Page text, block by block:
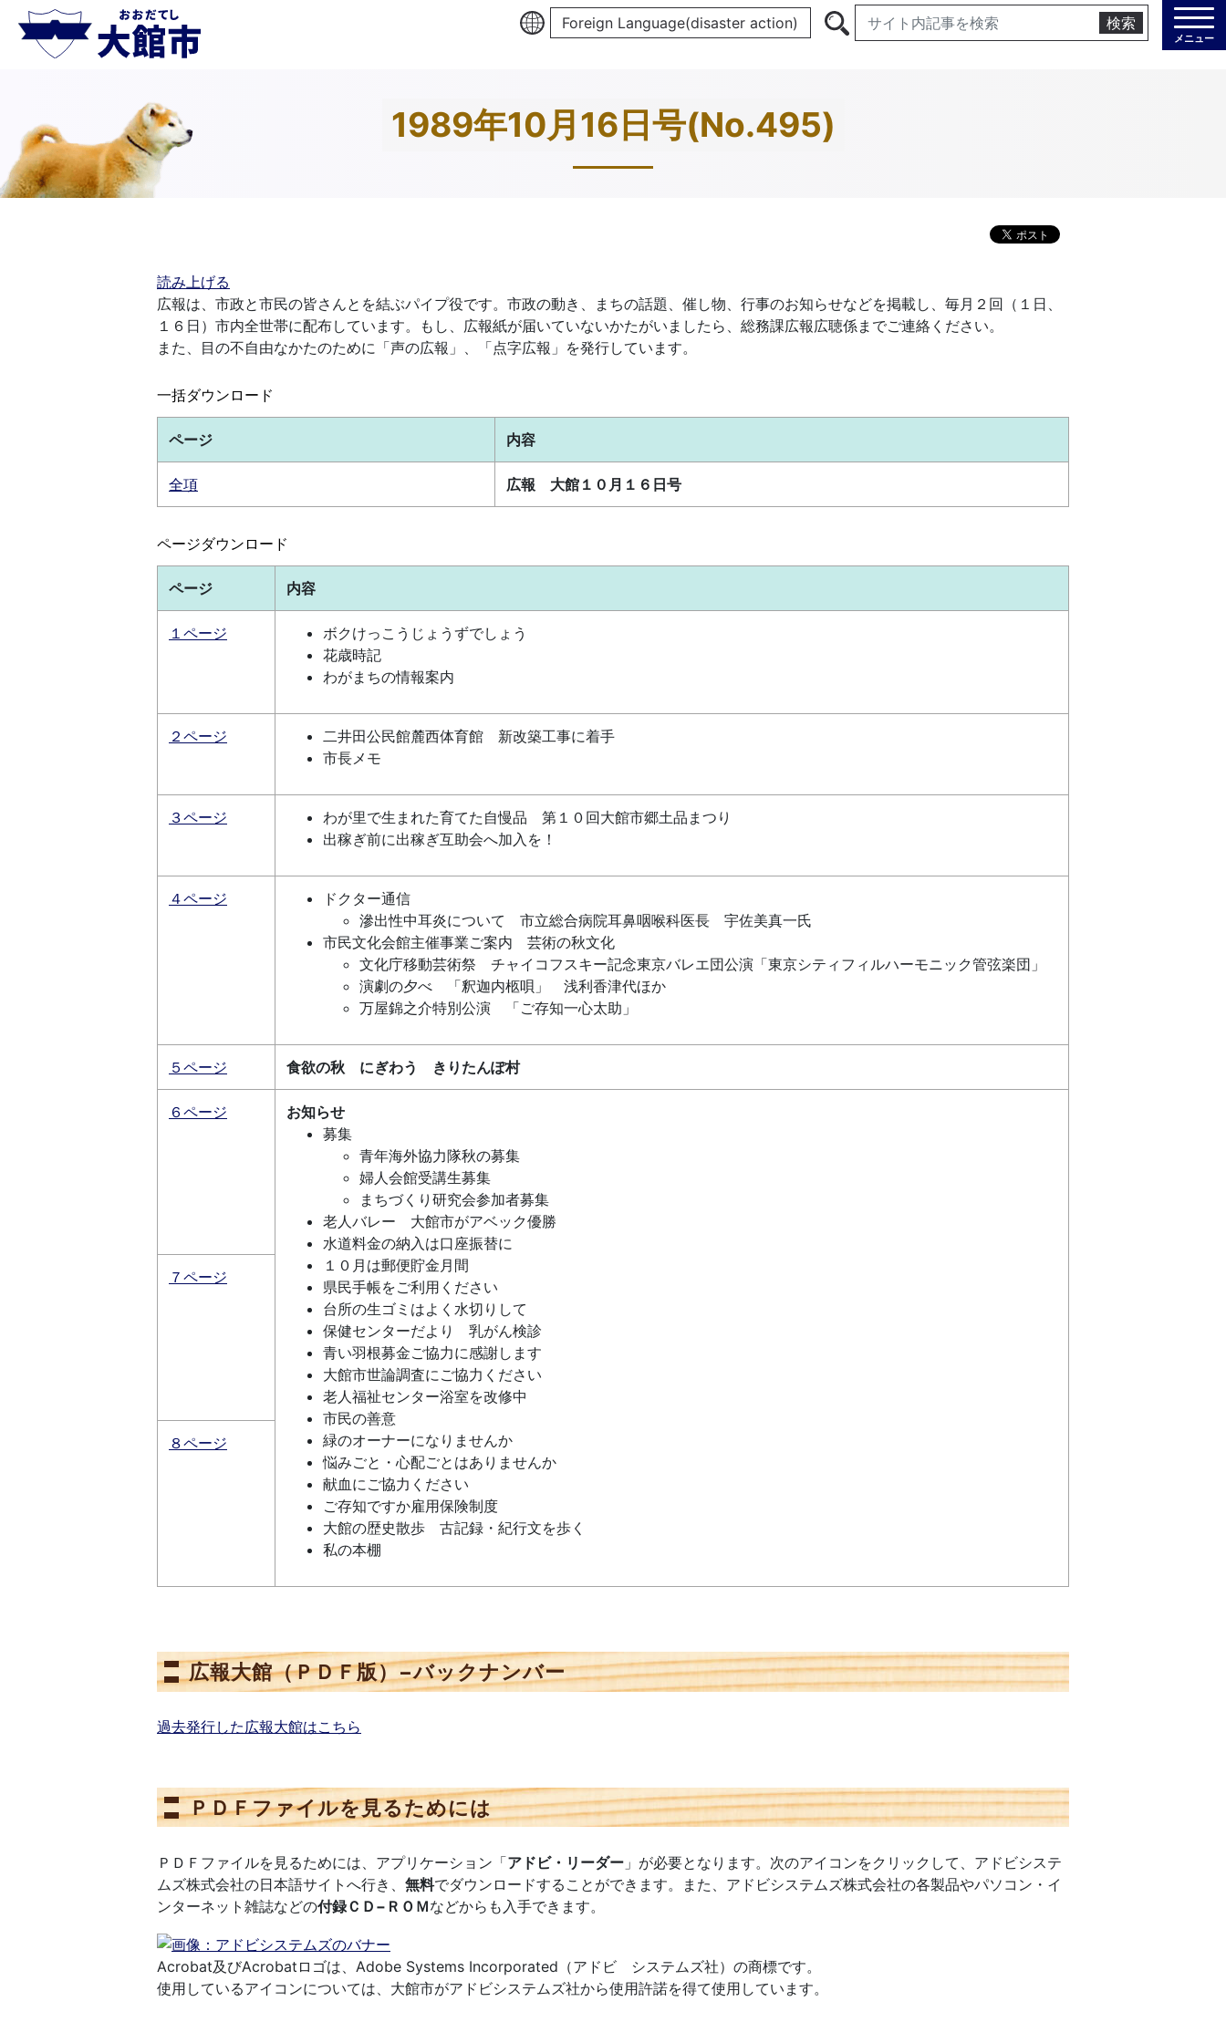
Foreign Language(disaster action) 検索
メニュー
1989年10月16日号(No.495)
読み上げる
広報は、市政と市民の皆さんとを結ぶパイプ役です。市政の動き、まちの話題、催し物、行事のお知らせなどを掲載し、毎月２回（１日、
１６日）市内全世帯に配布しています。もし、広報紙が届いていないかたがいましたら、総務課広報広聴係までご連絡ください。
また、目の不自由なかたのために「声の広報」、「点字広報」を発行しています。
一括ダウンロード
ページ 内容
全項 広報 大館１０月１６日号
ページダウンロード
ページ 内容
１ページ
ボクけっこうじょうずでしょう
花歳時記
わがまちの情報案内
２ページ
二井田公民館麓西体育館 新改築工事に着手
市長メモ
３ページ
わが里で生まれた育てた自慢品 第１０回大館市郷土品まつり
出稼ぎ前に出稼ぎ互助会へ加入を！
４ページ
ドクター通信
滲出性中耳炎について 市立総合病院耳鼻咽喉科医長 宇佐美真一氏
市民文化会館主催事業ご案内 芸術の秋文化
文化庁移動芸術祭 チャイコフスキー記念東京バレエ団公演「東京シティフィルハーモニック管弦楽団」
演劇の夕べ 「釈迦内柩唄」 浅利香津代ほか
万屋錦之介特別公演 「ご存知一心太助」
５ページ 食欲の秋 にぎわう きりたんぽ村
６ページ
お知らせ
募集
青年海外協力隊秋の募集
婦人会館受講生募集
まちづくり研究会参加者募集
老人バレー 大館市がアベック優勝
水道料金の納入は口座振替に
１０月は郵便貯金月間
県民手帳をご利用ください
台所の生ゴミはよく水切りして
保健センターだより 乳がん検診
青い羽根募金ご協力に感謝します
大館市世論調査にご協力ください
老人福祉センター浴室を改修中
市民の善意
緑のオーナーになりませんか
悩みごと・心配ごとはありませんか
献血にご協力ください
ご存知ですか雇用保険制度
大館の歴史散歩 古記録・紀行文を歩く
私の本棚
７ページ
８ページ
広報大館（ＰＤＦ版）−バックナンバー
過去発行した広報大館はこちら
ＰＤＦファイルを見るためには
ＰＤＦファイルを見るためには、アプリケーション「アドビ・リーダー 」が必要となります。次のアイコンをクリックして、アドビシステ
ムズ株式会社の日本語サイトへ行き、 無料でダウンロードすることができます。また、アドビシステムズ株式会社の各製品やパソコン・イ
ンターネット雑誌などの付録ＣＤ−ＲＯＭなどからも入手できます。
Acrobat及びAcrobatロゴは、Adobe Systems Incorporated（アドビ システムズ社）の商標です。
使用しているアイコンについては、大館市がアドビシステムズ社から使用許諾を得て使用しています。